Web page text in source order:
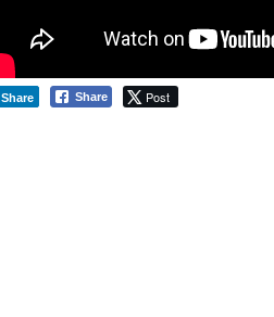
Share Post
Share